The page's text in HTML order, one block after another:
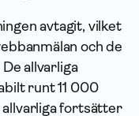
avtagit, vilket
och de
allvarliga
runt 11 000
allvarliga fortsätter